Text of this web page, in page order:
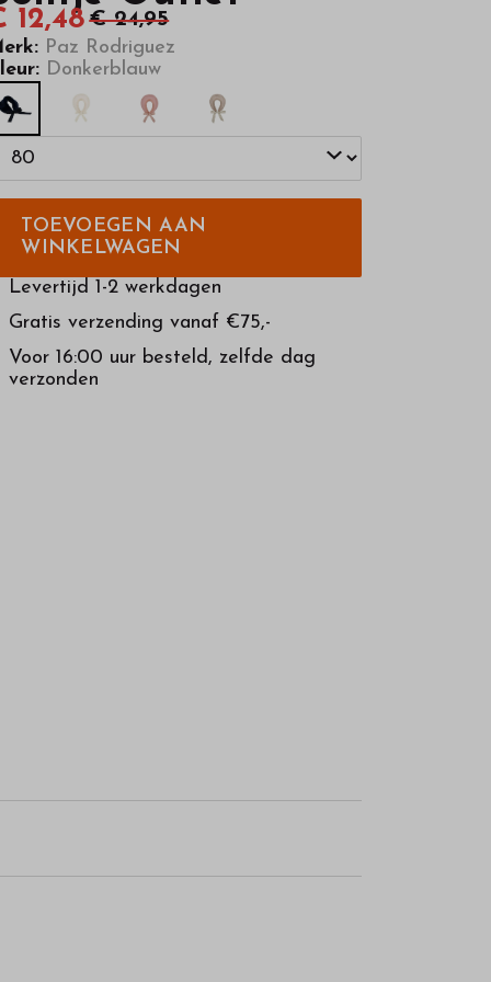
12,48 € 24,95
Paz Rodriguez
Donkerblauw
TOEVOEGEN AAN
WINKELWAGEN
Levertijd 1-2 werkdagen
Gratis verzending vanaf €75,-
Voor 16:00 uur besteld, zelfde dag
verzonden